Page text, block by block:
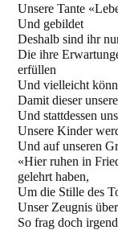
Unsere Tante
Und gebildet
Deshalb sind ihr
Die ihre
erfüllen
Und vielleicht
Damit dieser
Und stattdessen
Unsere Kinder
Und auf unseren
«Hier ruhen in
gelehrt haben,
Um die Stille des
Unser Zeugnis
So frag doch